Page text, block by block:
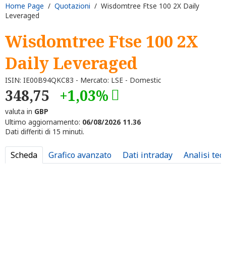
Home Page / Quotazioni / Wisdomtree Ftse 100 2X Daily
Leveraged
Wisdomtree Ftse 100 2X
Daily Leveraged
ISIN: IE00B94QKC83 - Mercato: LSE - Domestic
348,75 +1,03%
valuta in GBP
Ultimo aggiornamento: 06/08/2026 11.36
Dati differiti di 15 minuti.
Scheda Grafico avanzato Dati intraday Analisi